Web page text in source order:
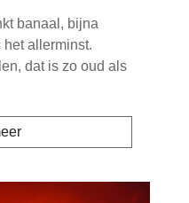
banaal, bijna
allerminst.
dat is zo oud als